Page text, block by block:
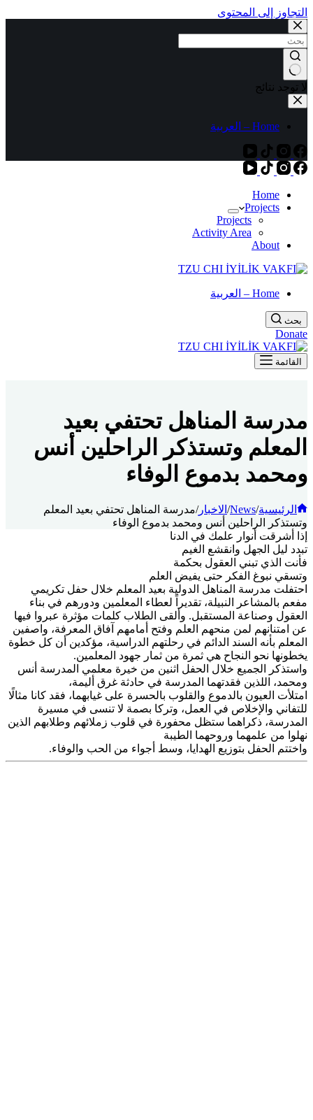
التجاوز إلى المحتوى
لا توجد نتائج
Home – العربية
Home
Projects
Projects
Activity Area
About
Home – العربية
بحث
Donate
القائمة
مدرسة المناهل تحتفي بعيد
المعلم وتستذكر الراحلين أنس
ومحمد بدموع الوفاء
الرئيسية/
News
/ الاخبار/مدرسة المناهل تحتفي بعيد المعلم
وتستذكر الراحلين أنس ومحمد بدموع الوفاء
إذا أشرقت أنوار علمك في الدنا
تبدد ليل الجهل وانقشع الغيم
فأنت الذي تبني العقول بحكمة
وتسقي نبوغ الفكر حتى يفيض العلم
احتفلت مدرسة المناهل الدولية بعيد المعلم خلال حفل تكريمي
مفعم بالمشاعر النبيلة، تقديراً لعطاء المعلمين ودورهم في بناء
العقول وصناعة المستقبل. وألقى الطلاب كلمات مؤثرة عبروا فيها
عن امتنانهم لمن منحهم العلم وفتح أمامهم آفاق المعرفة، واصفين
المعلم بأنه السند الدائم في رحلتهم الدراسية، مؤكدين أن كل خطوة
يخطونها نحو النجاح هي ثمرة من ثمار جهود المعلمين.
واستذكر الجميع خلال الحفل اثنين من خيرة معلمي المدرسة أنس
ومحمد، اللذين فقدتهما المدرسة في حادثة غرق أليمة،
امتلأت العيون بالدموع والقلوب بالحسرة على غيابهما، فقد كانا مثالًا
للتفاني والإخلاص في العمل، وتركا بصمة لا تنسى في مسيرة
المدرسة، ذكراهما ستظل محفورة في قلوب زملائهم وطلابهم الذين
نهلوا من علمهما وروحهما الطيبة
واختتم الحفل بتوزيع الهدايا، وسط أجواء من الحب والوفاء.